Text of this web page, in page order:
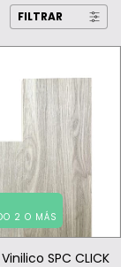
FILTRAR
2 O MÁS
SPC CLICK